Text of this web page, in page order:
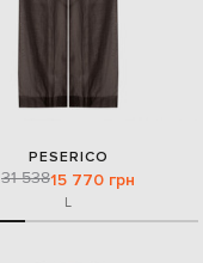
PESERICO
31 53815 770 грн
L